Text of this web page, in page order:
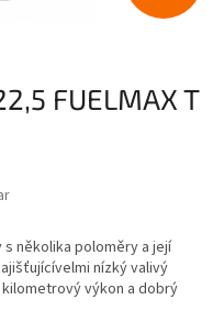
FUELMAX T
s několika poloměry a její
nízký valivý
výkon a dobrý